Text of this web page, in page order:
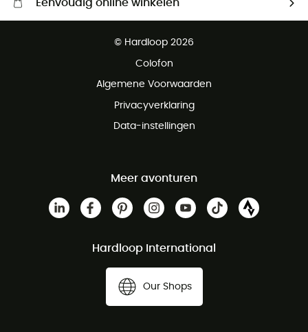
Eenvoudig online winkelen
Gratis retourneren binnen 100 dagen
© Hardloop 2026
Colofon
Algemene Voorwaarden
Privacyverklaring
Data-instellingen
Meer avonturen
Hardloop International
Our Shops